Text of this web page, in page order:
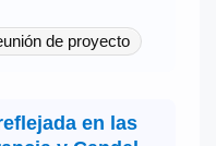
de proyecto
en las